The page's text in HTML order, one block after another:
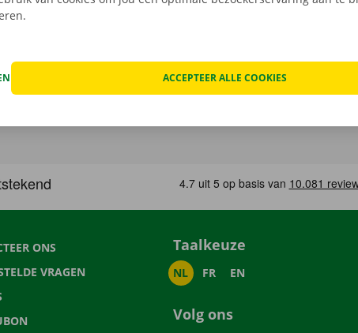
ONS
VRAGEN
Taalkeuze
NL FR EN
Volg ons
ACCEPTEER ALLE COOKIES